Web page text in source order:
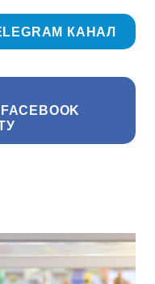
КАНАЛ